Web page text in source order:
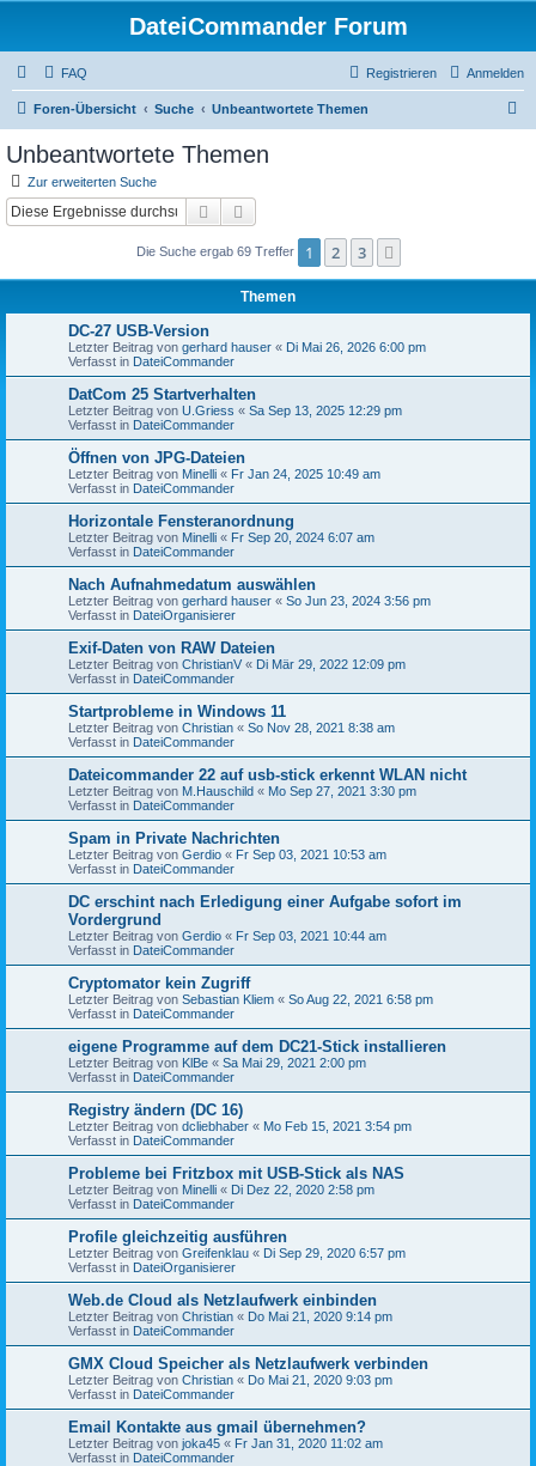
DateiCommander Forum
FAQ Anmelden
Registrieren
Foren-Übersicht Suche Unbeantwortete Themen
Unbeantwortete Themen
Zur erweiterten Suche
Suche
Die Suche ergab 69 Treffer 1 2 3
Themen
DC-27 USB-Version
Letzter Beitrag von gerhard hauser « Di Mai 26, 2026 6:00 pm
Verfasst in DateiCommander
DatCom 25 Startverhalten
Letzter Beitrag von U.Griess « Sa Sep 13, 2025 12:29 pm
Verfasst in DateiCommander
Öffnen von JPG-Dateien
Letzter Beitrag von Minelli « Fr Jan 24, 2025 10:49 am
Verfasst in DateiCommander
Horizontale Fensteranordnung
Letzter Beitrag von Minelli « Fr Sep 20, 2024 6:07 am
Verfasst in DateiCommander
Nach Aufnahmedatum auswählen
Letzter Beitrag von gerhard hauser « So Jun 23, 2024 3:56 pm
Verfasst in DateiOrganisierer
Exif-Daten von RAW Dateien
Letzter Beitrag von ChristianV « Di Mär 29, 2022 12:09 pm
Verfasst in DateiCommander
Startprobleme in Windows 11
Letzter Beitrag von Christian « So Nov 28, 2021 8:38 am
Verfasst in DateiCommander
Dateicommander 22 auf usb-stick erkennt WLAN nicht
Letzter Beitrag von M.Hauschild « Mo Sep 27, 2021 3:30 pm
Verfasst in DateiCommander
Spam in Private Nachrichten
Letzter Beitrag von Gerdio « Fr Sep 03, 2021 10:53 am
Verfasst in DateiCommander
DC erschint nach Erledigung einer Aufgabe sofort im
Vordergrund
Letzter Beitrag von Gerdio « Fr Sep 03, 2021 10:44 am
Verfasst in DateiCommander
Cryptomator kein Zugriff
Letzter Beitrag von Sebastian Kliem « So Aug 22, 2021 6:58 pm
Verfasst in DateiCommander
eigene Programme auf dem DC21-Stick installieren
Letzter Beitrag von KlBe « Sa Mai 29, 2021 2:00 pm
Verfasst in DateiCommander
Registry ändern (DC 16)
Letzter Beitrag von dcliebhaber « Mo Feb 15, 2021 3:54 pm
Verfasst in DateiCommander
Probleme bei Fritzbox mit USB-Stick als NAS
Letzter Beitrag von Minelli « Di Dez 22, 2020 2:58 pm
Verfasst in DateiCommander
Profile gleichzeitig ausführen
Letzter Beitrag von Greifenklau « Di Sep 29, 2020 6:57 pm
Verfasst in DateiOrganisierer
Web.de Cloud als Netzlaufwerk einbinden
Letzter Beitrag von Christian « Do Mai 21, 2020 9:14 pm
Verfasst in DateiCommander
GMX Cloud Speicher als Netzlaufwerk verbinden
Letzter Beitrag von Christian « Do Mai 21, 2020 9:03 pm
Verfasst in DateiCommander
Email Kontakte aus gmail übernehmen?
Letzter Beitrag von joka45 « Fr Jan 31, 2020 11:02 am
Verfasst in DateiCommander